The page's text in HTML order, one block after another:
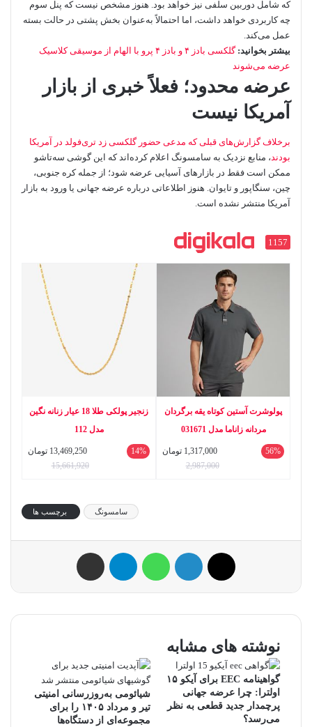
که شامل دوربین سلفی نیز خواهد بود. هنوز مشخص نیست که پنل سوم
چه کاربردی خواهد داشت، اما احتمالاً به‌عنوان بخش پشتی در حالت بسته
عمل می‌کند.
بیشتر بخوانید:
گلکسی بادز ۴ و بادز ۴ پرو با الهام از موسیقی کلاسیک
عرضه می‌شوند
عرضه محدود؛ فعلاً خبری از بازار
آمریکا نیست
برخلاف گزارش‌های قبلی که مدعی حضور گلکسی زد تری‌فولد در آمریکا
بودند، منابع نزدیک به سامسونگ اعلام کرده‌اند که این گوشی سه‌تاشو
ممکن است فقط در بازارهای آسیایی عرضه شود؛ از جمله کره جنوبی،
چین، سنگاپور و تایوان. هنوز اطلاعاتی درباره عرضه جهانی یا ورود به بازار
آمریکا منتشر نشده است.
1157
پولوشرت آستین کوتاه یقه برگردان
مردانه زاناما مدل 031671
56%
1,317,000 تومان
2,987,000
زنجیر پولکی طلا 18 عیار زنانه نگین
مدل 112
14%
13,469,250 تومان
15,661,920
برچسب ها سامسونگ
ایکس لینکداین واتس آپ تلگرام اشتراک گذاری با ایمیل
نوشته های مشابه
شیائومی به‌روزرسانی امنیتی
تیر و مرداد ۱۴۰۵ را برای
مجموعه‌ای از دستگاه‌ها
گواهینامه EEC برای آیکو ۱۵
اولترا: چرا عرضه جهانی
پرچمدار جدید قطعی به نظر
می‌رسد؟